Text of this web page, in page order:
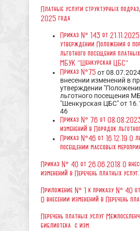
Платные услуги структурных
2025 года
Приказ № 143 от
утверждении Положения о
льготного посещения
МБУК "Шенкурская ЦБС"
Приказ №75 от
внесении изменений в
утверждении
льготного посещения
"Шенкурская ЦБС" от
46
Приказ № 76 от 08.08.2023
изменений в Порядок
Приказ №46 от 16.12.19 О
посещении массовых
Приказ № 40 от 26.06.2018 О
изменений в Перечень платных услуг.
Приложение № 1 к приказу № 40
О внесении изменений в Перечень
Перечень платных услуг
библиотека с изм.